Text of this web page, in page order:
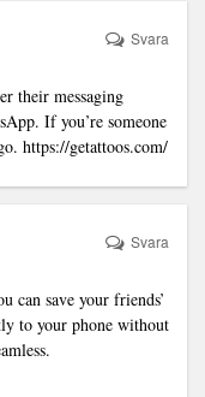
their messaging
If you’re someone
https://getattoos.com/
Svara
can save your friends’
to your phone without
Svara